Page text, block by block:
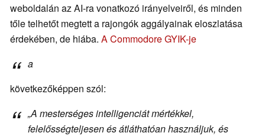
weboldalán az AI-ra vonatkozó irányelveiről, és minden
tőle telhetőt megtett a rajongók aggályainak eloszlatása
érdekében, de hiába. A Commodore GYIK-je
a
következőképpen szól:
„A mesterséges intelligenciát mértékkel,
felelősségteljesen és átláthatóan használjuk, és